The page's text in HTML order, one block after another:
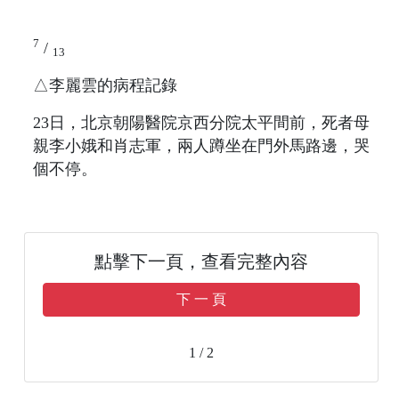
7 / 13
△李麗雲的病程記錄
23日，北京朝陽醫院京西分院太平間前，死者母
親李小娥和肖志軍，兩人蹲坐在門外馬路邊，哭
個不停。
點擊下一頁，查看完整內容
下 一 頁
1 / 2